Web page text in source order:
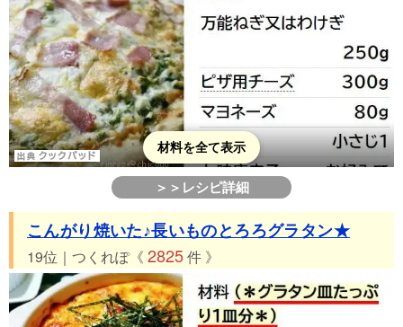
材料を全て表示
＞＞レシピ詳細
こんがり焼いた♪長いものとろろグラタン★
19位｜つくれぽ《 2825件 》